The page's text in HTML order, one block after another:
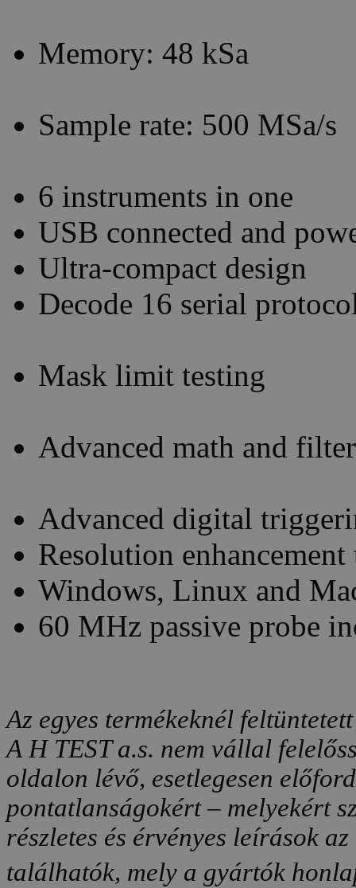
Memory: 48 kSa
Sample rate: 500 MSa/s
6 instruments in one
USB connected and
Ultra-compact design
Decode 16 serial
Mask limit testing
Advanced math and
Advanced digital
Resolution
Windows, Linux and
60 MHz passive probe
Az egyes termékeknél
A H TEST a.s. nem vállal
oldalon lévő, esetlegesen
pontatlanságokért – melyekért
részletes és érvényes leírások
találhatók, mely a gyártók